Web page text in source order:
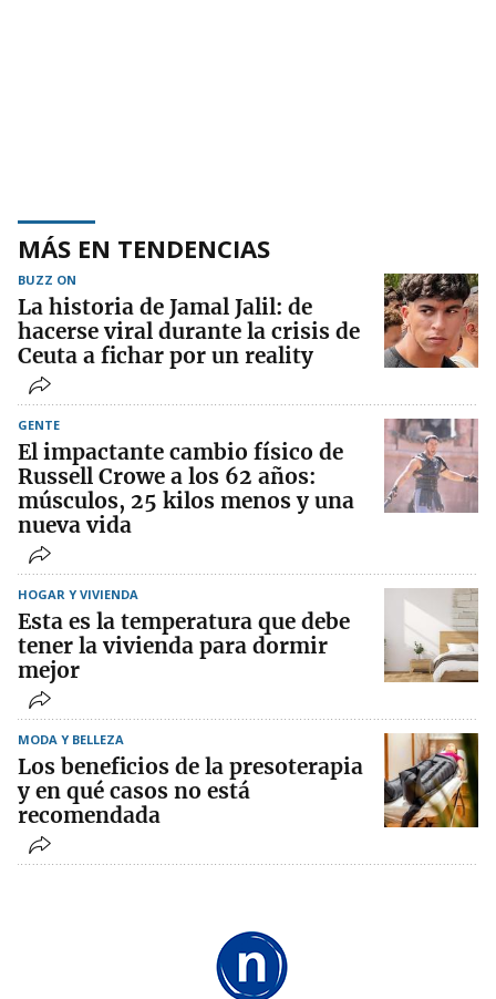
MÁS EN TENDENCIAS
BUZZ ON
La historia de Jamal Jalil: de
hacerse viral durante la crisis de
Ceuta a fichar por un reality
GENTE
El impactante cambio físico de
Russell Crowe a los 62 años:
músculos, 25 kilos menos y una
nueva vida
HOGAR Y VIVIENDA
Esta es la temperatura que debe
tener la vivienda para dormir
mejor
MODA Y BELLEZA
Los beneficios de la presoterapia
y en qué casos no está
recomendada